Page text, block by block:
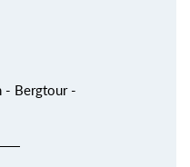
- Bergtour -